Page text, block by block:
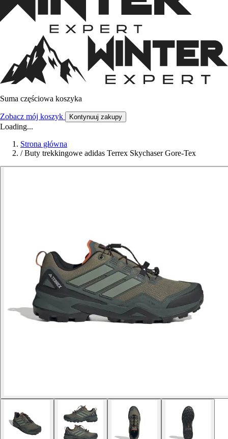
Suma częściowa koszyka
Zobacz mój koszyk Kontynuuj zakupy
Loading...
Strona główna
/ Buty trekkingowe adidas Terrex Skychaser Gore-Tex